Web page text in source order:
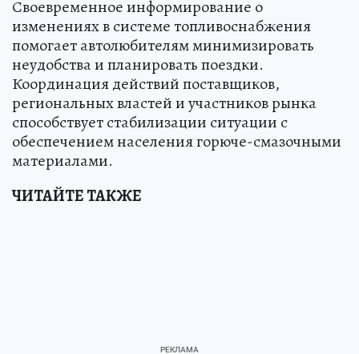
Своевременное информирование о
изменениях в системе топливоснабжения
помогает автолюбителям минимизировать
неудобства и планировать поездки.
Координация действий поставщиков,
региональных властей и участников рынка
способствует стабилизации ситуации с
обеспечением населения горюче-смазочными
материалами.
ЧИТАЙТЕ ТАКЖЕ